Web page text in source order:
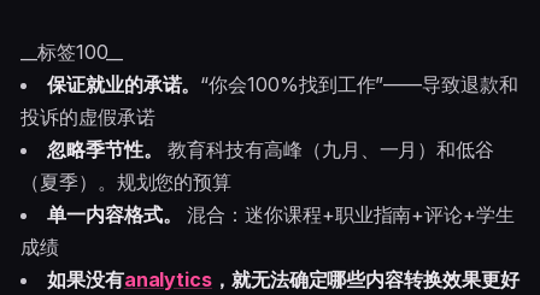
__标签100__
保证就业的承诺。 “你会100%找到工作”——导致退款和
投诉的虚假承诺
忽略季节性。
教育科技有高峰（九月、一月）和低谷
（夏季）。规划您的预算
单一内容格式。
混合：迷你课程+职业指南+评论+学生
成绩
如果没有analytics，就无法确定哪些内容转换效果更好